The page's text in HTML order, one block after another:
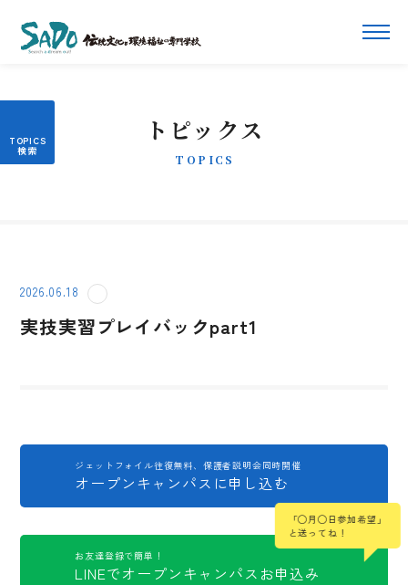
トピックス
TOPICS
2026.06.18
実技実習プレイバックpart1
ジェットフォイル往復無料、保護者説明会同時開催
オープンキャンパスに申し込む
お友達登録で簡単！
LINEでオープンキャンパスお申込み
「◯月◯日参加希望」
と送ってね！